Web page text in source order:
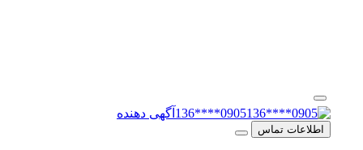
0905****136 آگهی دهنده
اطلاعات تماس